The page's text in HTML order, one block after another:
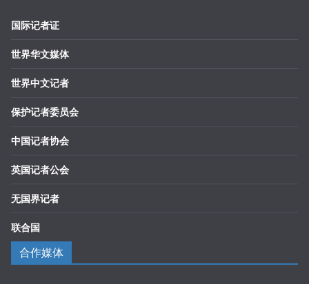
国际记者证
世界华文媒体
世界中文记者
保护记者委员会
中国记者协会
英国记者公会
无国界记者
联合国
合作媒体